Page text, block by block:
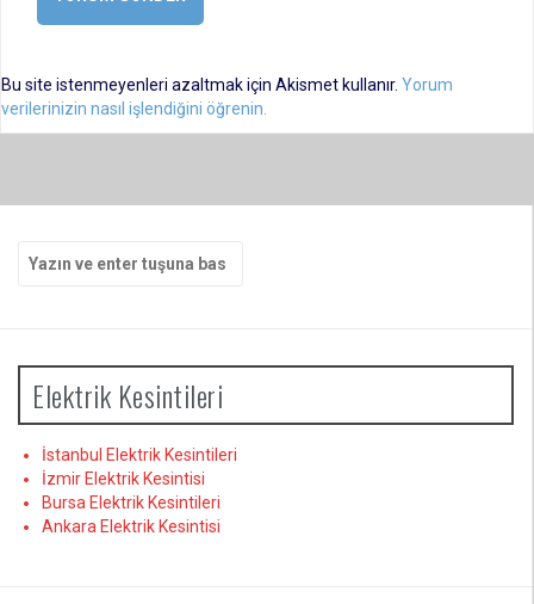
Bu site istenmeyenleri azaltmak için Akismet kullanır. Yorum
verilerinizin nasıl işlendiğini öğrenin.
yap:
Elektrik Kesintileri
İstanbul Elektrik Kesintileri
İzmir Elektrik Kesintisi
Bursa Elektrik Kesintileri
Ankara Elektrik Kesintisi